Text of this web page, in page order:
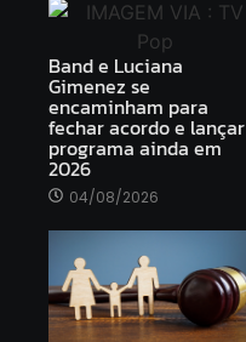
Band e Luciana
Gimenez se
encaminham para
fechar acordo e lançar
programa ainda em
2026
04/08/2026